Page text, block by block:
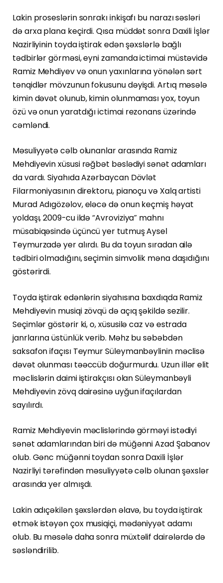
Lakin proseslərin sonrakı inkişafı bu narazı səsləri
də arxa plana keçirdi. Qısa müddət sonra Daxili İşlər
Nazirliyinin toyda iştirak edən şəxslərlə bağlı
tədbirlər görməsi, eyni zamanda ictimai müstəvidə
Ramiz Mehdiyev və onun yaxınlarına yönələn sərt
tənqidlər mövzunun fokusunu dəyişdi. Artıq məsələ
kimin dəvət olunub, kimin olunmaması yox, toyun
özü və onun yaratdığı ictimai rezonans üzərində
cəmləndi.
Məsuliyyətə cəlb olunanlar arasında Ramiz
Mehdiyevin xüsusi rəğbət bəslədiyi sənət adamları
da vardı. Siyahıda Azərbaycan Dövlət
Filarmoniyasının direktoru, pianoçu və Xalq artisti
Murad Adıgözəlov, eləcə də onun keçmiş həyat
yoldaşı, 2009-cu ildə “Avroviziya” mahnı
müsabiqəsində üçüncü yer tutmuş Aysel
Teymurzadə yer alırdı. Bu da toyun sıradan ailə
tədbiri olmadığını, seçimin simvolik məna daşıdığını
göstərirdi.
Toyda iştirak edənlərin siyahısına baxdıqda Ramiz
Mehdiyevin musiqi zövqü də açıq şəkildə sezilir.
Seçimlər göstərir ki, o, xüsusilə caz və estrada
janrlarına üstünlük verib. Məhz bu səbəbdən
saksafon ifaçısı Teymur Süleymanbəylinin məclisə
dəvət olunması təəccüb doğurmurdu. Uzun illər elit
məclislərin daimi iştirakçısı olan Süleymanbəyli
Mehdiyevin zövq dairəsinə uyğun ifaçılardan
sayılırdı.
Ramiz Mehdiyevin məclislərində görməyi istədiyi
sənət adamlarından biri də müğənni Azad Şabanov
olub. Gənc müğənni toydan sonra Daxili İşlər
Nazirliyi tərəfindən məsuliyyətə cəlb olunan şəxslər
arasında yer almışdı.
Lakin adıçəkilən şəxslərdən əlavə, bu toyda iştirak
etmək istəyən çox musiqiçi, mədəniyyət adamı
olub. Bu məsələ daha sonra müxtəlif dairələrdə də
səsləndirilib.